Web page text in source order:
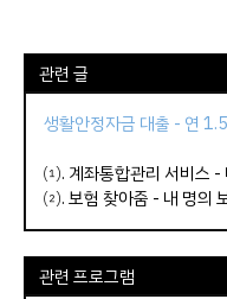
관련 글
생활안정자금 대출 - 연
⑴. 계좌통합관리 서비스
⑵.보험 찾아줌 - 내 명의
관련 프로그램